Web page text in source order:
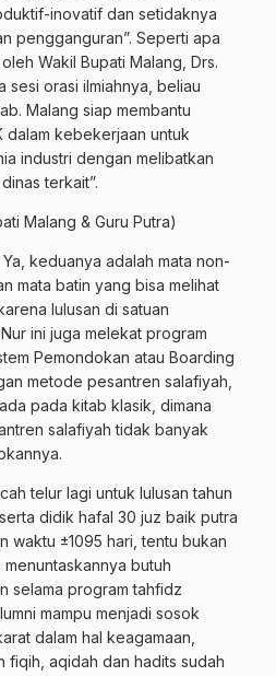
inovatif dan setidaknya
pengganguran”. Seperti apa
Wakil Bupati Malang, Drs.
sesi orasi ilmiahnya, beliau
Malang siap membantu
dalam kebekerjaan untuk
industri dengan melibatkan
terkait”.
Malang & Guru Putra)
keduanya adalah mata non-
mata batin yang bisa melihat
lulusan di satuan
ini juga melekat program
Pemondokan atau Boarding
metode pesantren salafiyah,
pada kitab klasik, dimana
salafiyah tidak banyak
telur lagi untuk lulusan tahun
didik hafal 30 juz baik putra
waktu ±1095 hari, tentu bukan
butuh
selama program tahfidz
mampu menjadi sosok
dalam hal keagamaan,
fiqih, aqidah dan hadits sudah